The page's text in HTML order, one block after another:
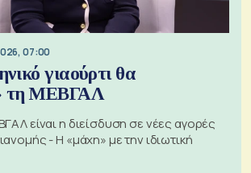
07:00
γιαούρτι θα
τη ΜΕΒΓΑΛ
είναι η διείσδυση σε νέες αγορές
- Η «μάχη» με την ιδιωτική